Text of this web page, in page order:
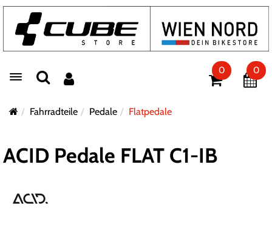
Toggle navigation
0 0
Fahrradteile Pedale Flatpedale
ACID Pedale FLAT C1-IB